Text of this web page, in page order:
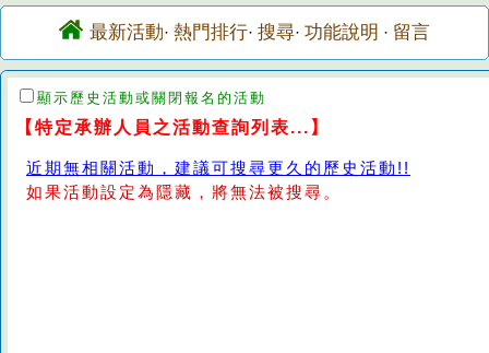
最新活動· 熱門排行· 搜尋· 功能說明 · 留言
顯示歷史活動或關閉報名的活動
【特定承辦人員之活動查詢列表...】
近期無相關活動，建議可搜尋更久的歷史活動!!
如果活動設定為隱藏，將無法被搜尋。